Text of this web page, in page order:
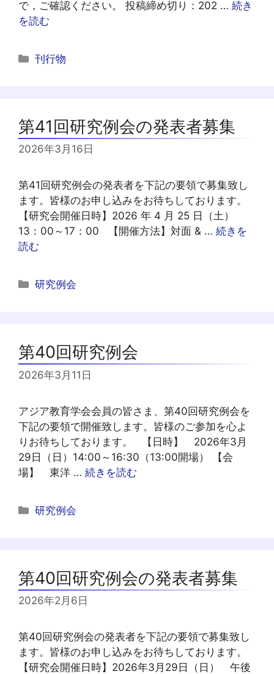
で，ご確認ください。 投稿締め切り：202 … 続き
を読む
カ
ー
刊行物
第41回研究例会の発表者募集
2026年3月16日
第41回研究例会の発表者を下記の要領で募集致し
ます。皆様のお申し込みをお待ちしております。
【研究会開催日時】2026 年 4 月 25 日（土）
13：00～17：00 【開催方法】対面 & … 続きを
読む
カ
ー
研究例会
第40回研究例会
2026年3月11日
アジア教育学会会員の皆さま、第40回研究例会を
下記の要領で開催致します。皆様のご参加を心よ
りお待ちしております。 【日時】 2026年3月
29日（日）14:00～16:30（13:00開場） 【会
場】 東洋 … 続きを読む
カ
ー
研究例会
第40回研究例会の発表者募集
2026年2月6日
第40回研究例会の発表者を下記の要領で募集致し
ます。皆様のお申し込みをお待ちしております。
【研究会開催日時】2026年3月29日（日） 午後